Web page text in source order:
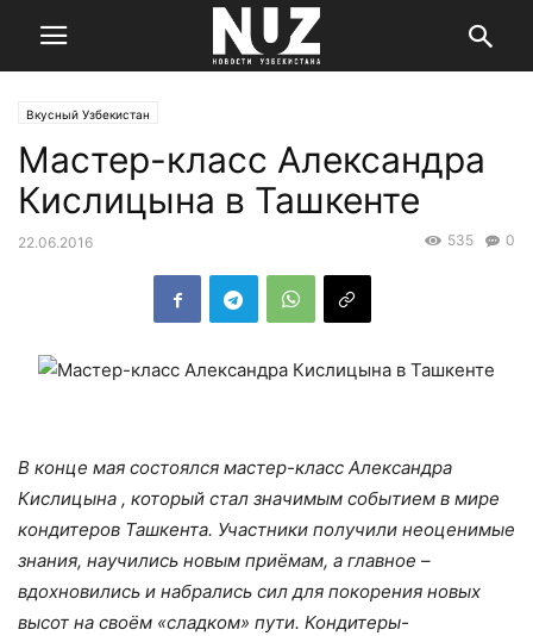
Вкусный Узбекистан
Мастер-класс Александра
Кислицына в Ташкенте
22.06.2016 0
535
В конце мая состоялся мастер-класс Александра
Кислицына , который стал значимым событием в мире
кондитеров Ташкента. Участники получили неоценимые
знания, научились новым приёмам, а главное –
вдохновились и набрались сил для покорения новых
высот на своём «сладком» пути. Кондитеры-